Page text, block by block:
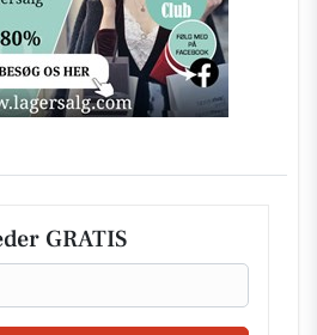
GRATIS